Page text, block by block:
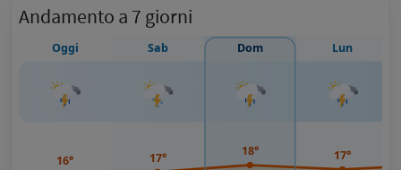
Andamento a 7 giorni
Oggi Sab Dom Lun
16° 17° 18° 17°